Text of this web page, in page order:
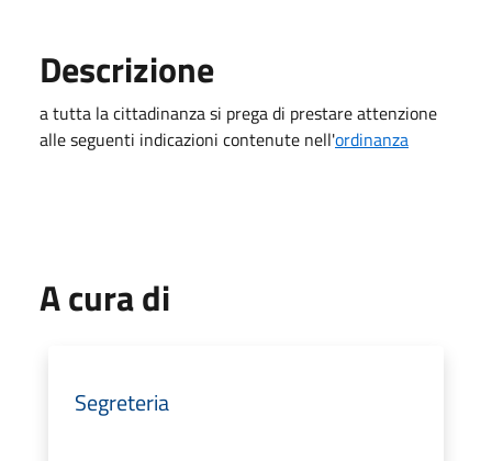
Descrizione
a tutta la cittadinanza si prega di prestare attenzione
alle seguenti indicazioni contenute nell'ordinanza
A cura di
Segreteria